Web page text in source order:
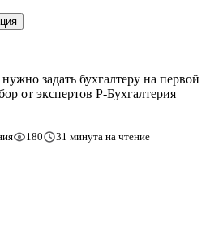
задать бухгалтеру на первой
от экспертов Р-Бухгалтерия
180 31 минута на чтение